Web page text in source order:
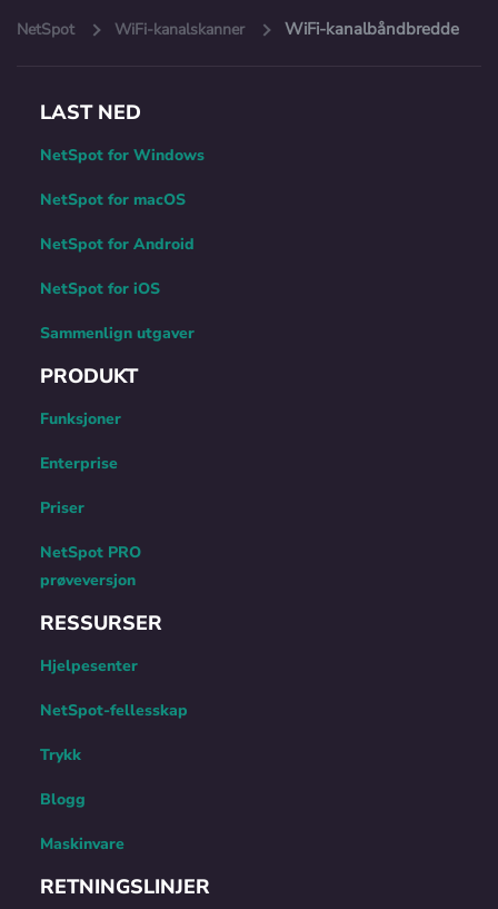
NetSpot WiFi-kanalskanner WiFi-kanalbåndbredde
LAST NED
NetSpot for Windows
NetSpot for macOS
NetSpot for Android
NetSpot for iOS
Sammenlign utgaver
PRODUKT
Funksjoner
Enterprise
Priser
NetSpot PRO
prøveversjon
RESSURSER
Hjelpesenter
NetSpot-fellesskap
Trykk
Blogg
Maskinvare
RETNINGSLINJER